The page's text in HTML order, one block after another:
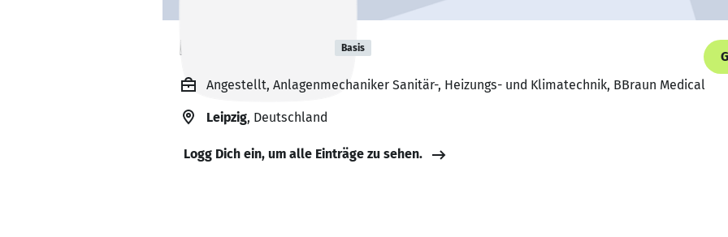
Pascal Pohnke Basis
Angestellt, Anlagenmechaniker Sanitär-, Heizungs- und Klimatechnik, BBraun Medical
Leipzig, Deutschland
Logg Dich ein, um alle Einträge zu sehen.